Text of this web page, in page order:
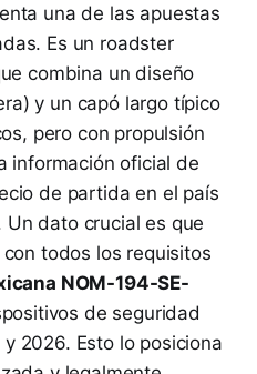
una de las apuestas
Es un roadster
combina un diseño
y un capó largo típico
pero con propulsión
información oficial de
de partida en el país
Un dato crucial es que
todos los requisitos
NOM-194-SE-
de seguridad
2026. Esto lo posiciona